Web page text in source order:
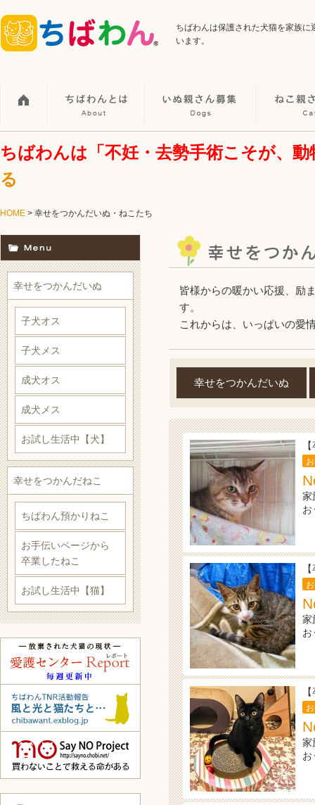
ちばわんは保護された犬猫を家族
います。
ちばわんは「不妊・去勢手術こそが、
る
HOME > 幸せをつかんだいぬ・ねこたち
皆様からの暖かい応援、励
す。
これからは、いっぱいの愛
幸せをつかんだいぬ
家
お
家
お
家
お
幸せをつかんだいぬ
子犬オス
子犬メス
成犬オス
成犬メス
お試し生活中【犬】
幸せをつかんだねこ
ちばわん預かりねこ
お手伝いページから
卒業したねこ
お試し生活中【猫】